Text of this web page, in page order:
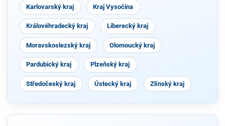
Karlovarský kraj Kraj Vysočina
Královéhradecký kraj Liberecký kraj
Moravskoslezský kraj Olomoucký kraj
Pardubický kraj Plzeňský kraj
Středočeský kraj Ústecký kraj Zlínský kraj